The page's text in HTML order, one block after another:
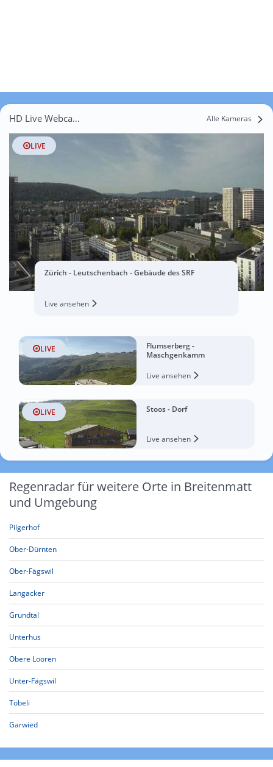
HD Live Webcams Breitenmatt Alle Kameras
LIVE
Zürich - Leutschenbach - Gebäude des SRF
Live ansehen
LIVE
Flumserberg -
Maschgenkamm
Live ansehen
LIVE Stoos - Dorf
Live ansehen
Regenradar für weitere Orte in Breitenmatt
und Umgebung
Pilgerhof
Ober-Dürnten
Ober-Fägswil
Langacker
Grundtal
Unterhus
Obere Looren
Unter-Fägswil
Töbeli
Garwied